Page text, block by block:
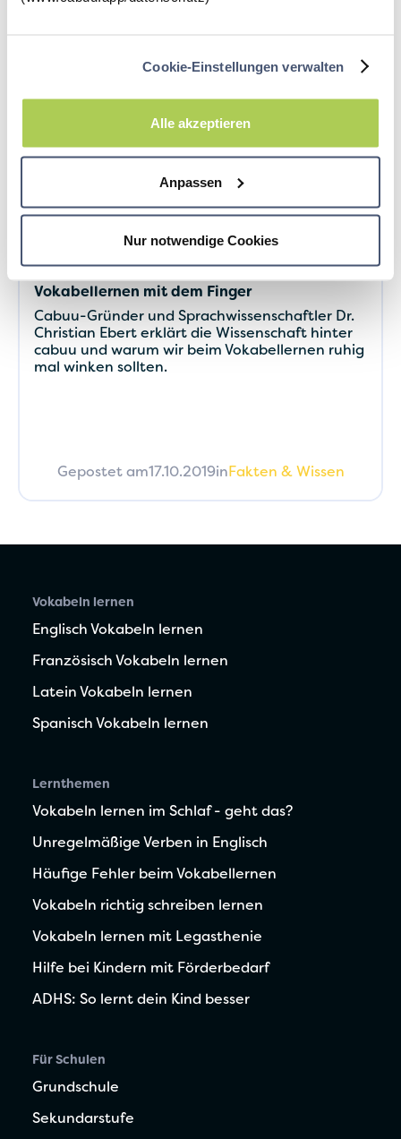
Cookie-Einstellungen verwalten
Alle akzeptieren
Anpassen
Nur notwendige Cookies
Vokabellernen mit dem Finger
Cabuu-Gründer und Sprachwissenschaftler Dr.
Christian Ebert erklärt die Wissenschaft hinter
cabuu und warum wir beim Vokabellernen ruhig
mal winken sollten.
Gepostet am17.10.2019inFakten & Wissen
Vokabeln lernen
Englisch Vokabeln lernen
Französisch Vokabeln lernen
Latein Vokabeln lernen
Spanisch Vokabeln lernen
Lernthemen
Vokabeln lernen im Schlaf - geht das?
Unregelmäßige Verben in Englisch
Häufige Fehler beim Vokabellernen
Vokabeln richtig schreiben lernen
Vokabeln lernen mit Legasthenie
Hilfe bei Kindern mit Förderbedarf
ADHS: So lernt dein Kind besser
Für Schulen
Grundschule
Sekundarstufe